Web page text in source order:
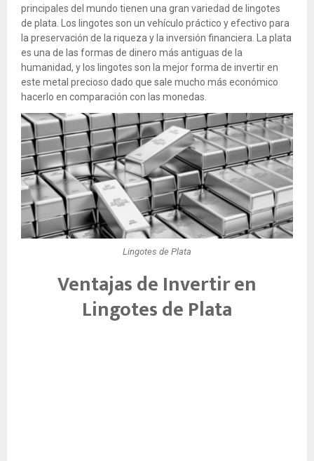
principales del mundo tienen una gran variedad de lingotes
de plata. Los lingotes son un vehículo práctico y efectivo para
la preservación de la riqueza y la inversión financiera. La plata
es una de las formas de dinero más antiguas de la
humanidad, y los lingotes son la mejor forma de invertir en
este metal precioso dado que sale mucho más económico
hacerlo en comparación con las monedas.
Lingotes de Plata
Ventajas de Invertir en
Lingotes de Plata